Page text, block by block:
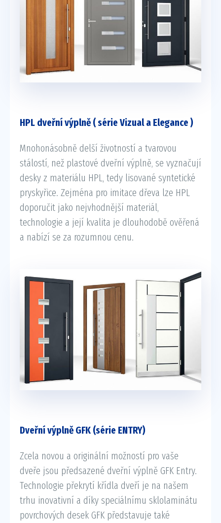
HPL dveřní výplně ( série Vizual a Elegance )
Mnohonásobně delší životností a tvarovou
stálostí, než plastové dveřní výplně, se vyznačují
desky z materiálu HPL, tedy lisované syntetické
pryskyřice. Zejména pro imitace dřeva lze HPL
doporučit jako nejvhodnější materiál,
technologie a její kvalita je dlouhodobě ověřená
a nabízí se za rozumnou cenu.
Dveřní výplně GFK (série ENTRY)
Zcela novou a originální možností pro vaše
dveře jsou předsazené dveřní výplně GFK Entry.
Technologie překrytí křídla dveří je na našem
trhu inovativní a díky speciálnímu sklolaminátu
povrchových desek GFK představuje také